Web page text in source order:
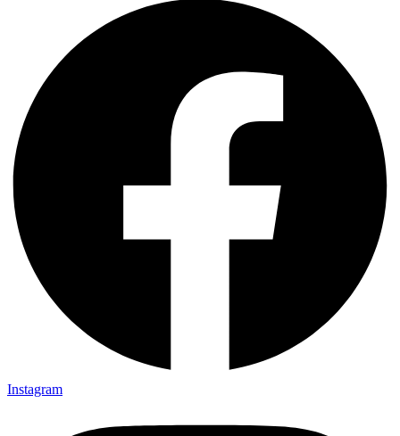
Instagram